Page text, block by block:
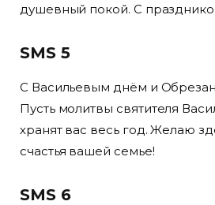
душевный покой. С
SMS 5
С Васильевым днём и
Пусть молитвы святителя
хранят вас весь год. Желаю
счастья вашей семье!
SMS 6